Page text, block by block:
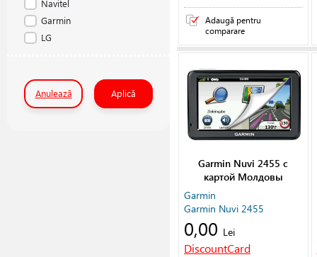
Navitel
Garmin
LG
Anulează Aplică
Adaugă pentru
comparare
Garmin Nuvi 2455 с
картой Молдовы
Garmin
Garmin Nuvi 2455
0,00 Lei
DiscountCard